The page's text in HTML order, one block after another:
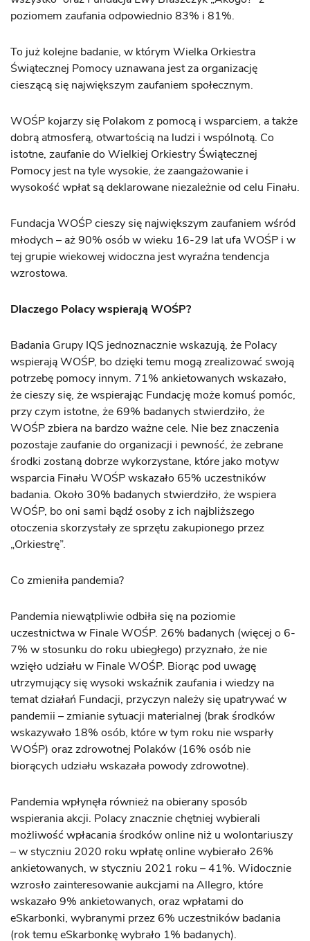
poziomem zaufania odpowiednio 83% i 81%.
To już kolejne badanie, w którym Wielka Orkiestra
Świątecznej Pomocy uznawana jest za organizację
cieszącą się największym zaufaniem społecznym.
WOŚP kojarzy się Polakom z pomocą i wsparciem, a także
dobrą atmosferą, otwartością na ludzi i wspólnotą. Co
istotne, zaufanie do Wielkiej Orkiestry Świątecznej
Pomocy jest na tyle wysokie, że zaangażowanie i
wysokość wpłat są deklarowane niezależnie od celu Finału.
Fundacja WOŚP cieszy się największym zaufaniem wśród
młodych – aż 90% osób w wieku 16-29 lat ufa WOŚP i w
tej grupie wiekowej widoczna jest wyraźna tendencja
wzrostowa.
Dlaczego Polacy wspierają WOŚP?
Badania Grupy IQS jednoznacznie wskazują, że Polacy
wspierają WOŚP, bo dzięki temu mogą zrealizować swoją
potrzebę pomocy innym. 71% ankietowanych wskazało,
że cieszy się, że wspierając Fundację może komuś pomóc,
przy czym istotne, że 69% badanych stwierdziło, że
WOŚP zbiera na bardzo ważne cele. Nie bez znaczenia
pozostaje zaufanie do organizacji i pewność, że zebrane
środki zostaną dobrze wykorzystane, które jako motyw
wsparcia Finału WOŚP wskazało 65% uczestników
badania. Około 30% badanych stwierdziło, że wspiera
WOŚP, bo oni sami bądź osoby z ich najbliższego
otoczenia skorzystały ze sprzętu zakupionego przez
„Orkiestrę”.
Co zmieniła pandemia?
Pandemia niewątpliwie odbiła się na poziomie
uczestnictwa w Finale WOŚP. 26% badanych (więcej o 6-
7% w stosunku do roku ubiegłego) przyznało, że nie
wzięło udziału w Finale WOŚP. Biorąc pod uwagę
utrzymujący się wysoki wskaźnik zaufania i wiedzy na
temat działań Fundacji, przyczyn należy się upatrywać w
pandemii – zmianie sytuacji materialnej (brak środków
wskazywało 18% osób, które w tym roku nie wsparły
WOŚP) oraz zdrowotnej Polaków (16% osób nie
biorących udziału wskazała powody zdrowotne).
Pandemia wpłynęła również na obierany sposób
wspierania akcji. Polacy znacznie chętniej wybierali
możliwość wpłacania środków online niż u wolontariuszy
– w styczniu 2020 roku wpłatę online wybierało 26%
ankietowanych, w styczniu 2021 roku – 41%. Widocznie
wzrosło zainteresowanie aukcjami na Allegro, które
wskazało 9% ankietowanych, oraz wpłatami do
eSkarbonki, wybranymi przez 6% uczestników badania
(rok temu eSkarbonkę wybrało 1% badanych).